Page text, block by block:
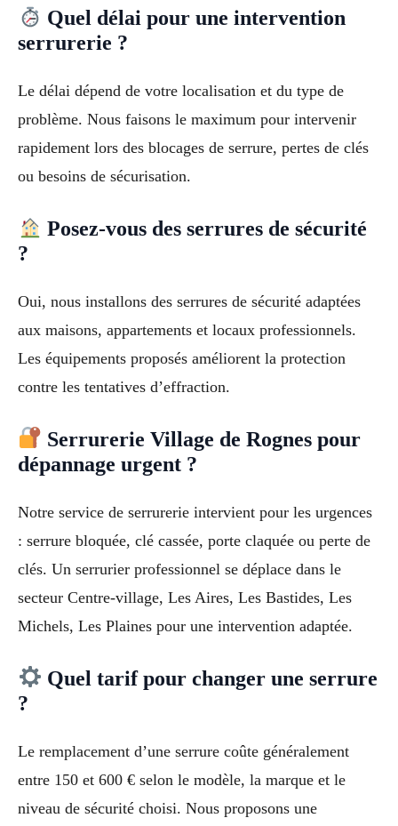
Quel délai pour une intervention
serrurerie ?
Le délai dépend de votre localisation et du type de
problème. Nous faisons le maximum pour intervenir
rapidement lors des blocages de serrure, pertes de clés
ou besoins de sécurisation.
Posez-vous des serrures de sécurité
?
Oui, nous installons des serrures de sécurité adaptées
aux maisons, appartements et locaux professionnels.
Les équipements proposés améliorent la protection
contre les tentatives d’effraction.
Serrurerie Village de Rognes pour
dépannage urgent ?
Notre service de serrurerie intervient pour les urgences
: serrure bloquée, clé cassée, porte claquée ou perte de
clés. Un serrurier professionnel se déplace dans le
secteur Centre-village, Les Aires, Les Bastides, Les
Michels, Les Plaines pour une intervention adaptée.
Quel tarif pour changer une serrure
?
Le remplacement d’une serrure coûte généralement
entre 150 et 600 € selon le modèle, la marque et le
niveau de sécurité choisi. Nous proposons une